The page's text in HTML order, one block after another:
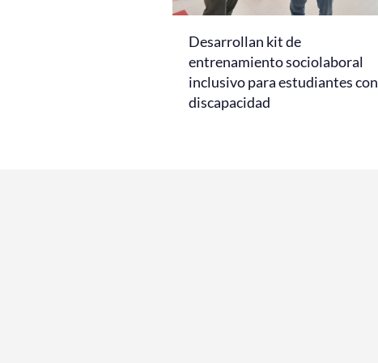
Desarrollan kit de
entrenamiento sociolaboral
inclusivo para estudiantes con
discapacidad